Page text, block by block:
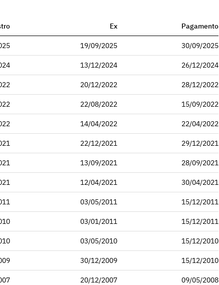
Ex Pagamento
19/09/2025 30/09/2025
13/12/2024 26/12/2024
20/12/2022 28/12/2022
22/08/2022 15/09/2022
14/04/2022 22/04/2022
22/12/2021 29/12/2021
13/09/2021 28/09/2021
12/04/2021 30/04/2021
03/05/2011 15/12/2011
03/01/2011 15/12/2011
03/05/2010 15/12/2010
30/12/2009 15/12/2010
20/12/2007 09/05/2008